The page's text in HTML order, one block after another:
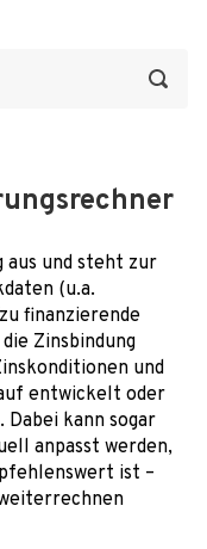
aus und steht zur
(u.a.
finanzierende
Zinsbindung
und
entwickelt oder
Dabei kann sogar
anpasst werden,
ist –